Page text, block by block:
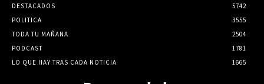
DESTACADOS
5742
POLITICA
3555
TODA TU MAÑANA
2504
PODCAST
1781
LO QUE HAY TRAS CADA NOTICIA
1665